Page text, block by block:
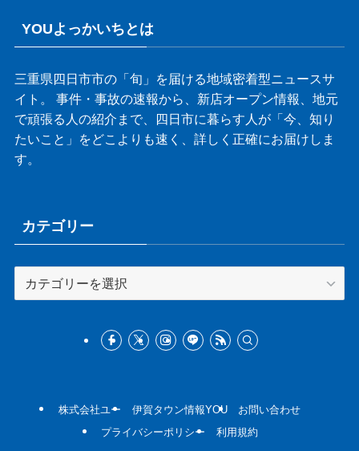
YOUよっかいちとは
三重県四日市市の「旬」を届ける地域密着型ニュースサ
イト。 事件・事故の速報から、新店オープン情報、地元
で頑張る人の紹介まで、四日市に暮らす人が「今、知り
たいこと」をどこよりも速く、詳しく正確にお届けしま
す。
カテゴリー
テ
株式会社ユー 伊賀タウン情報YOU
お問い合わせ
プライバシーポリシー
利用規約